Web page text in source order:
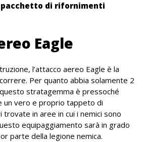
pacchetto di rifornimenti
Eagle
l’attacco aereo Eagle è la
Per quanto abbia solamente 2
stratagemma è pressoché
un vero e proprio tappeto di
trovate in ​​aree in cui i nemici sono
equipaggiamento sarà in grado
parte della legione nemica.